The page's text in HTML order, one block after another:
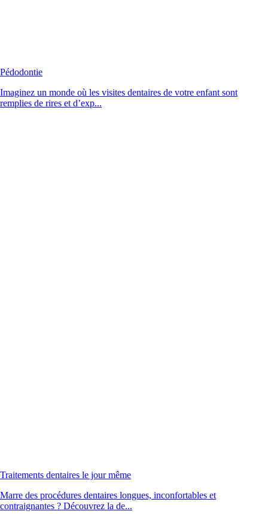
Pédodontie
Imaginez un monde où les visites dentaires de votre enfant sont
remplies de rires et d’exp...
Traitements dentaires le jour même
Marre des procédures dentaires longues, inconfortables et
contraignantes ? Découvrez la de...